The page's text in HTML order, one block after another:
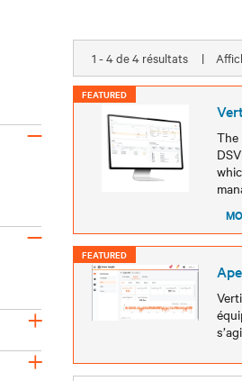
–
–
+
+
1 - 4 de 4 résultats |
FEATURED
The
Modèles
FEATURED